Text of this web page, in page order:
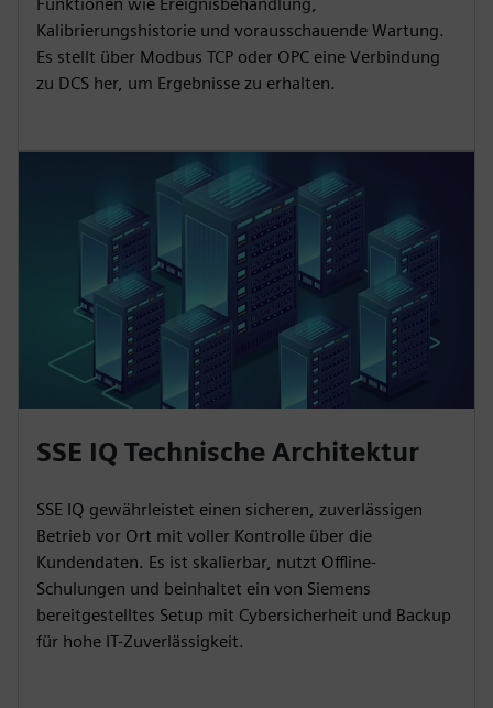
Kalibrierungshistorie und vorausschauende Wartung.
Es stellt über Modbus TCP oder OPC eine Verbindung
zu DCS her, um Ergebnisse zu erhalten.
SSE IQ Technische Architektur
SSE IQ gewährleistet einen sicheren, zuverlässigen
Betrieb vor Ort mit voller Kontrolle über die
Kundendaten. Es ist skalierbar, nutzt Offline-
Schulungen und beinhaltet ein von Siemens
bereitgestelltes Setup mit Cybersicherheit und Backup
für hohe IT-Zuverlässigkeit.